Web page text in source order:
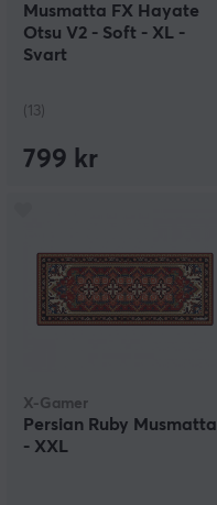
Musmatta FX Hayate
Otsu V2 - Soft - XL -
Svart
(13)
799 kr
X-Gamer
Persian Ruby Musmatta
- XXL